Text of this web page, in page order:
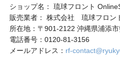
ショップ名： 琉球フロント
販売業者： 株式会社 琉球フロン
所在地：〒901-2122 沖縄県浦添
電話番号：0120-81-3156
メールアドレス： rf-